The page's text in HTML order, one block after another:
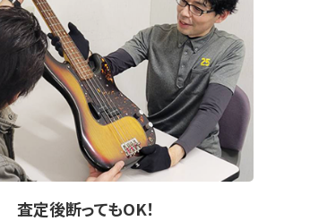
査定後断ってもOK！